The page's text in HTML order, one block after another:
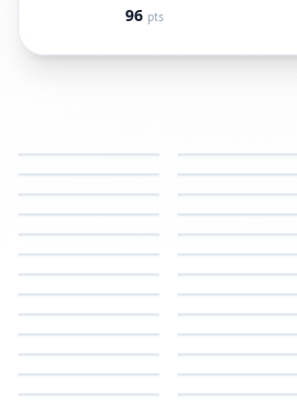
96 pts